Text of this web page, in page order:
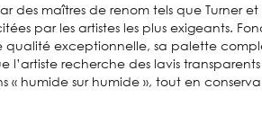
des maîtres de renom tels que Turner
par les artistes les plus exigeants.
qualité exceptionnelle, sa palette
l’artiste recherche des lavis
« humide sur humide », tout en